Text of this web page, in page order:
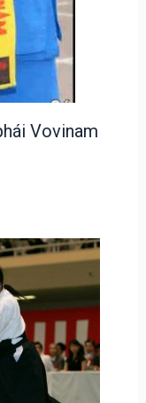
Vovinam